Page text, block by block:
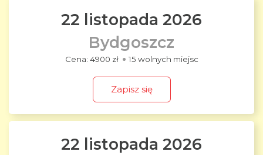
22 listopada 2026
Bydgoszcz
4900 zł 15 wolnych miejsc
Zapisz się
22 listopada 2026